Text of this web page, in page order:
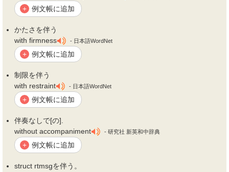
+ 例文帳に追加
かたさを伴う
with firmness
- 日本語WordNet
+ 例文帳に追加
制限を伴う
with restraint
- 日本語WordNet
+ 例文帳に追加
伴奏なしで[の].
without accompaniment
- 研究社 新英和中辞典
+ 例文帳に追加
struct rtmsgを伴う。